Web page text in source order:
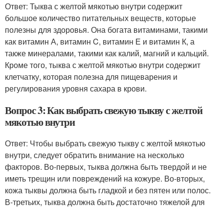
Ответ: Тыква с желтой мякотью внутри содержит
большое количество питательных веществ, которые
полезны для здоровья. Она богата витаминами, такими
как витамин А, витамин C, витамин Е и витамин К, а
также минералами, такими как калий, магний и кальций.
Кроме того, тыква с желтой мякотью внутри содержит
клетчатку, которая полезна для пищеварения и
регулирования уровня сахара в крови.
Вопрос 3: Как выбрать свежую тыкву с желтой
мякотью внутри
Ответ: Чтобы выбрать свежую тыкву с желтой мякотью
внутри, следует обратить внимание на несколько
факторов. Во-первых, тыква должна быть твердой и не
иметь трещин или повреждений на кожуре. Во-вторых,
кожа тыквы должна быть гладкой и без пятен или полос.
В-третьих, тыква должна быть достаточно тяжелой для